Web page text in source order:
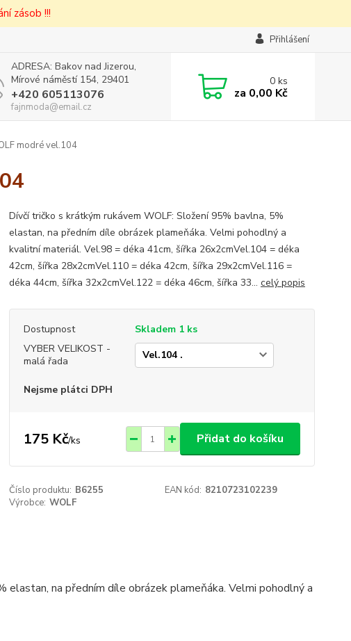
zásob !!!
Přihlášení
ADRESA: Bakov nad Jizerou,
Mírové náměstí 154, 29401
+420 605113076
fajnmoda@email.cz
0ks
za 0,00 Kč
modré vel.104
Dívčí tričko s krátkým rukávem WOLF: Složení 95% bavlna, 5%
elastan, na předním díle obrázek plameňáka. Velmi pohodlný a
kvalitní materiál. Vel.98 = déka 41cm, šířka 26x2cmVel.104 = déka
42cm, šířka 28x2cmVel.110 = déka 42cm, šířka 29x2cmVel.116 =
déka 44cm, šířka 32x2cmVel.122 = déka 46cm, šířka 33... celý popis
Dostupnost
Skladem 1 ks
VYBER VELIKOST -
malá řada
Nejsme plátci DPH
175 Kč/ks Přidat do košíku
Číslo produktu: B6255 EAN kód: 8210723102239
Výrobce: WOLF
elastan, na předním díle obrázek plameňáka. Velmi pohodlný a